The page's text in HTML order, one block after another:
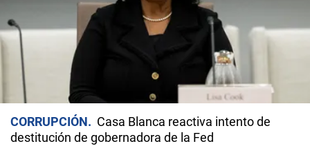
CORRUPCIÓN
Casa Blanca reactiva intento de
destitución de gobernadora de la Fed